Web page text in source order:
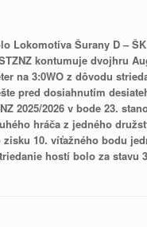
Lokomotíva Šurany D –
kontumuje dvojhru
na 3:0WO z dôvodu
pred dosiahnutím
2025/2026 v bode 23.
hráča z jedného
zisku 10. víťažného bodu
hostí bolo za stavu